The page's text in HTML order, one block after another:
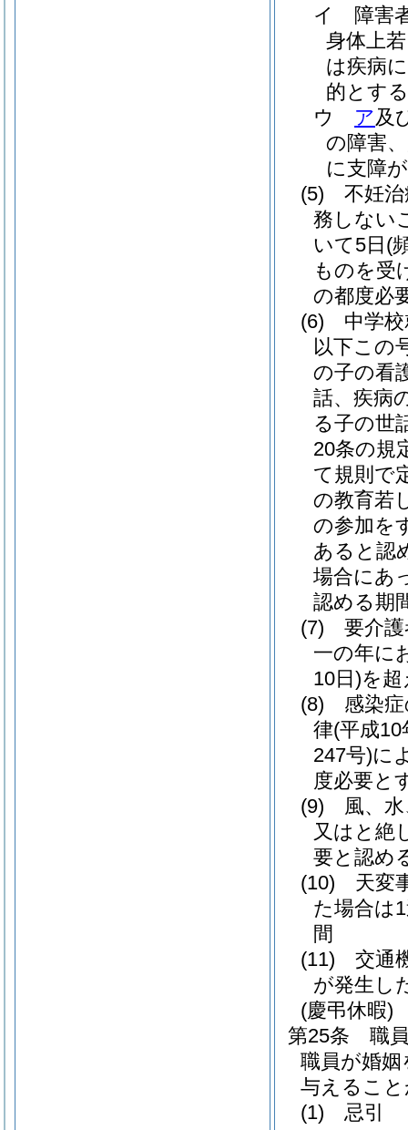
イ
障害
身体上
は疾病
的とす
ウ
ア及
の障害
に支障
(5)
不妊
務しない
いて5日 (
ものを受
の都度必
(6)
中学
以下この
の子の看
話、疾病
る子の世
20条の規
て規則で
の教育若
の参加を
あると認
場合にあ
認める期
(7)
要介
一の年に
10日)を
(8)
感染
律(平成10
247号)に
度必要と
(9)
風、
又はと絶
要と認め
(10)
天変
た場合は
間
(11)
交通
が発生し
(慶弔休暇)
第25条
職
職員が婚
与えるこ
(1)
忌引